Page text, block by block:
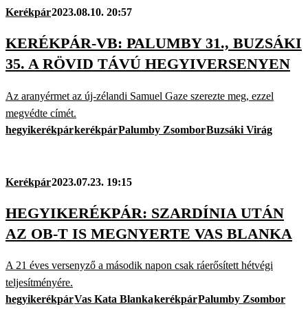
Kerékpár2023.08.10. 20:57
KERÉKPÁR-VB: PALUMBY 31., BUZSÁKI
35. A RÖVID TÁVÚ HEGYIVERSENYEN
Az aranyérmet az új-zélandi Samuel Gaze szerezte meg, ezzel
megvédte címét.
hegyikerékpárkerékpárPalumby ZsomborBuzsáki Virág
Kerékpár2023.07.23. 19:15
HEGYIKERÉKPÁR: SZARDÍNIA UTÁN
AZ OB-T IS MEGNYERTE VAS BLANKA
A 21 éves versenyző a második napon csak ráerősített hétvégi
teljesítményére.
hegyikerékpárVas Kata BlankakerékpárPalumby Zsombor